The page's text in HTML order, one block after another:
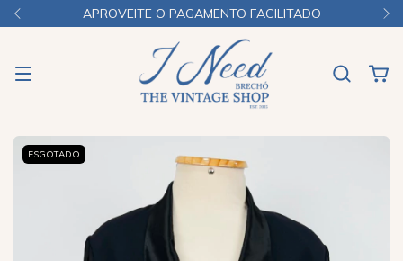
APROVEITE O PAGAMENTO FACILITADO
ESGOTADO